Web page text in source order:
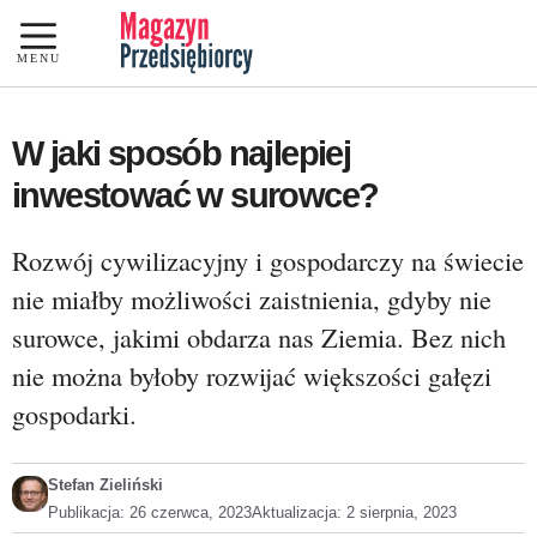
Przejdź
do
treści
MENU
W jaki sposób najlepiej
inwestować w surowce?
Rozwój cywilizacyjny i gospodarczy na świecie
nie miałby możliwości zaistnienia, gdyby nie
surowce, jakimi obdarza nas Ziemia. Bez nich
nie można byłoby rozwijać większości gałęzi
gospodarki.
Stefan Zieliński
Publikacja: 26 czerwca, 2023Aktualizacja: 2 sierpnia, 2023